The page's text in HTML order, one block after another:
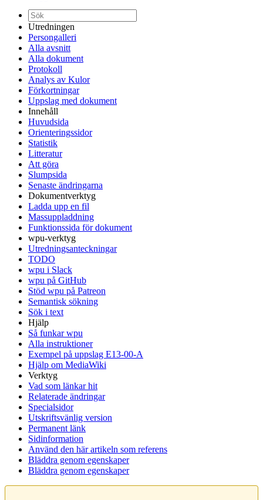
Utredningen
Persongalleri
Alla avsnitt
Alla dokument
Protokoll
Analys av Kulor
Förkortningar
Uppslag med dokument
Innehåll
Huvudsida
Orienteringssidor
Statistik
Litteratur
Att göra
Slumpsida
Senaste ändringarna
Dokumentverktyg
Ladda upp en fil
Massuppladdning
Funktionssida för dokument
wpu-verktyg
Utredningsanteckningar
TODO
wpu i Slack
wpu på GitHub
Stöd wpu på Patreon
Semantisk sökning
Sök i text
Hjälp
Så funkar wpu
Alla instruktioner
Exempel på uppslag E13-00-A
Hjälp om MediaWiki
Verktyg
Vad som länkar hit
Relaterade ändringar
Specialsidor
Utskriftsvänlig version
Permanent länk
Sidinformation
Använd den här artikeln som referens
Bläddra genom egenskaper
Bläddra genom egenskaper